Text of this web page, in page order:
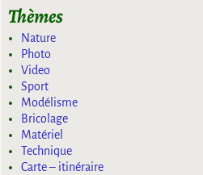
Thèmes
Nature
Photo
Video
Sport
Modélisme
Bricolage
Matériel
Technique
Carte – itinéraire